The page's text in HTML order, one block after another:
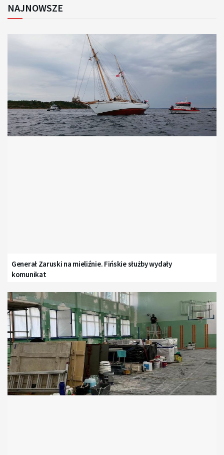
NAJNOWSZE
Generał Zaruski na mieliźnie. Fińskie służby wydały
komunikat